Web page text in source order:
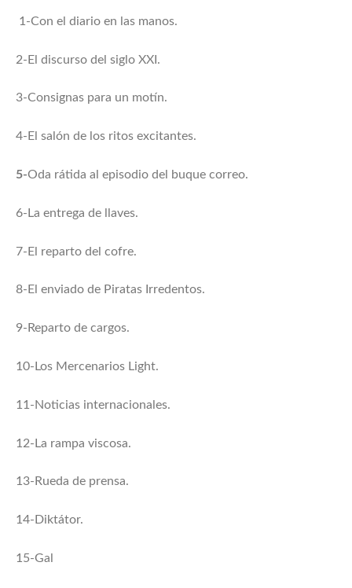
1-Con el diario en las manos.
2-El discurso del siglo XXI.
3-Consignas para un motín.
4-El salón de los ritos excitantes.
5-Oda rátida al episodio del buque correo.
6-La entrega de llaves.
7-El reparto del cofre.
8-El enviado de Piratas Irredentos.
9-Reparto de cargos.
10-Los Mercenarios Light.
11-Noticias internacionales.
12-La rampa viscosa.
13-Rueda de prensa.
14-Diktátor.
15-Gal